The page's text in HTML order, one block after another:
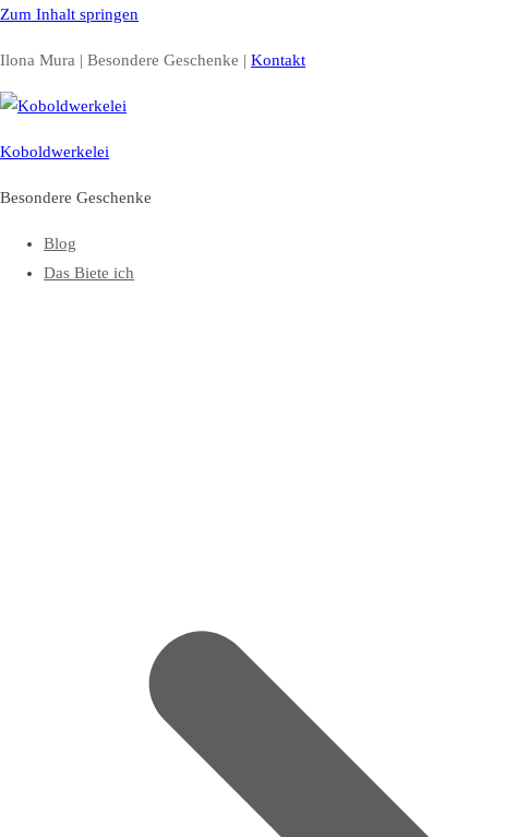
Zum Inhalt springen
Ilona Mura | Besondere Geschenke | Kontakt
Koboldwerkelei
Besondere Geschenke
Blog
Das Biete ich